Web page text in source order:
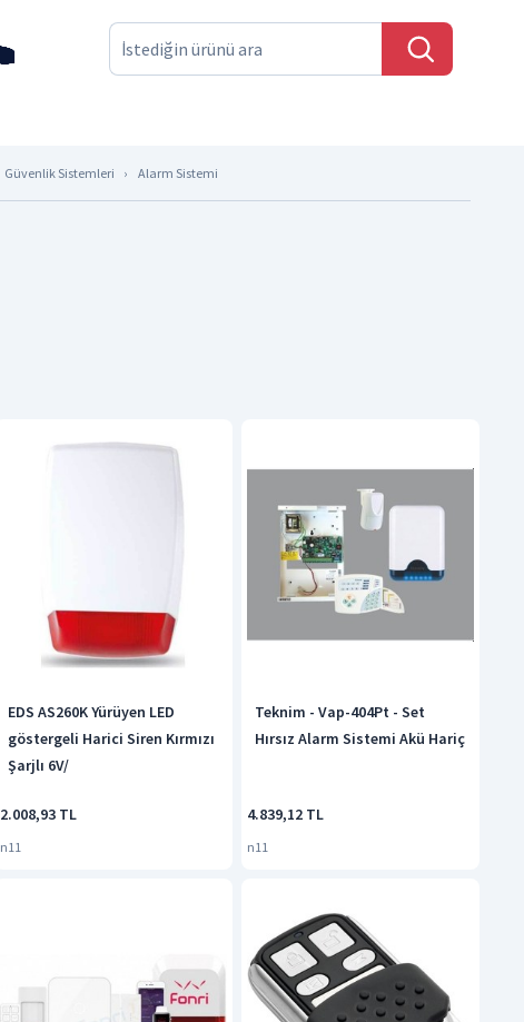
Güvenlik Sistemleri Alarm Sistemi
EDS AS260K Yürüyen LED
göstergeli Harici Siren Kırmızı
Şarjlı 6V/
2.008,93 TL
n11
Teknim - Vap-404Pt - Set
Hırsız Alarm Sistemi Akü Hariç
4.839,12 TL
n11